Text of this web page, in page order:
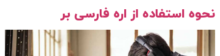
نحوه استفاده از اره فارسی بر